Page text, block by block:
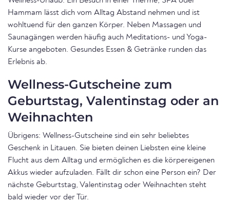
Hammam lässt dich vom Alltag Abstand nehmen und ist
wohltuend für den ganzen Körper. Neben Massagen und
Saunagängen werden häufig auch Meditations- und Yoga-
Kurse angeboten. Gesundes Essen & Getränke runden das
Erlebnis ab.
Wellness-Gutscheine zum
Geburtstag, Valentinstag oder an
Weihnachten
Übrigens: Wellness-Gutscheine sind ein sehr beliebtes
Geschenk in Litauen. Sie bieten deinen Liebsten eine kleine
Flucht aus dem Alltag und ermöglichen es die körpereigenen
Akkus wieder aufzuladen. Fällt dir schon eine Person ein? Der
nächste Geburtstag, Valentinstag oder Weihnachten steht
bald wieder vor der Tür.